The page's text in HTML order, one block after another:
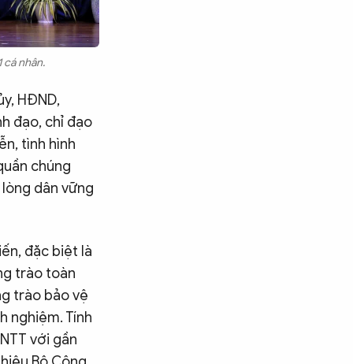
cá nhân.
HĐND,
đạo, chỉ đạo
tình hình
chúng
dân vững
đặc biệt là
trào toàn
trào bảo vệ
nghiệm. Tính
với gần